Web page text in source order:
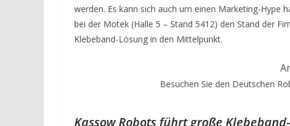
werden. Es kann sich auch um einen Marketing-Hype
bei der Motek (Halle 5 – Stand 5412) den Stand der
Klebeband-Lösung in den Mittelpunkt.
Besuchen Sie den Deutschen
Kassow Robots führt große